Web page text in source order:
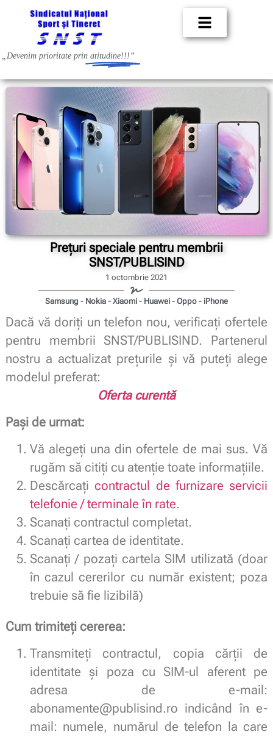
„Devenim prioritate prin atitudine!!!”
Prețuri speciale pentru membrii
SNST/PUBLISIND
1 octombrie 2021
Samsung - Nokia - Xiaomi - Huawei - Oppo - iPhone
Dacă vă doriți un telefon nou, verificați ofertele
pentru membrii SNST/PUBLISIND. Partenerul
nostru a actualizat prețurile și vă puteți alege
modelul preferat:
Oferta curentă
Pași de urmat:
Vă alegeți una din ofertele de mai sus. Vă
rugăm să citiți cu atenție toate informațiile.
Descărcațicontractul de furnizare servicii
telefonie / terminale în rate.
Scanați contractul completat.
Scanați cartea de identitate.
Scanați / pozați cartela SIM utilizată (doar
în cazul cererilor cu număr existent; poza
trebuie să fie lizibilă)
Cum trimiteți cererea:
Transmiteți contractul, copia cărții de
identitate și poza cu SIM-ul aferent pe
adresa de e-mail:
abonamente@publisind.ro indicând în e-
mail: numele, numărul de telefon la care